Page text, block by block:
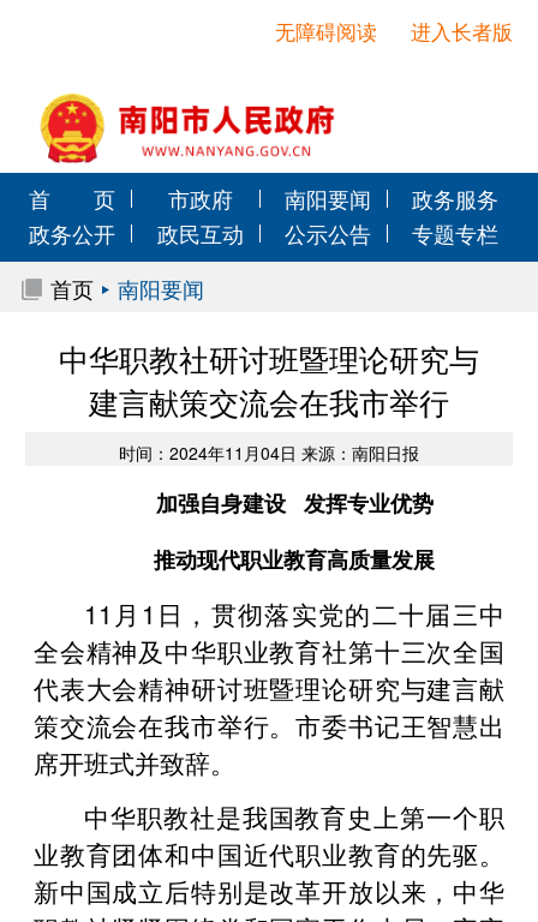
进入长者版
无障碍阅读
首 页 市政府 南阳要闻
政务服务
政务公开
政民互动 公示公告
专题专栏
首页
南阳要闻
中华职教社研讨班暨理论研究与
建言献策交流会在我市举行
时间：2024年11月04日 来源：南阳日报
加强自身建设 发挥专业优势
推动现代职业教育高质量发展
11月1日，贯彻落实党的二十届三中
全会精神及中华职业教育社第十三次全国
代表大会精神研讨班暨理论研究与建言献
策交流会在我市举行。市委书记王智慧出
席开班式并致辞。
中华职教社是我国教育史上第一个职
业教育团体和中国近代职业教育的先驱。
新中国成立后特别是改革开放以来，中华